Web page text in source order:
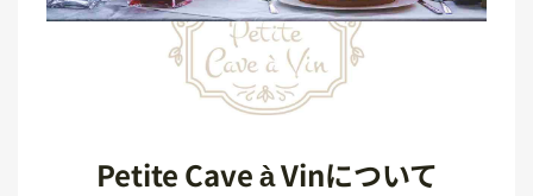
Petite Cave à Vinについて